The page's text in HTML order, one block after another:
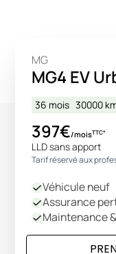
MG
MG4 EV
36 mois 30000
397€/moisTTC*
LLD sans apport
Tarif réservé aux
Véhicule neuf
Assurance
Maintenance